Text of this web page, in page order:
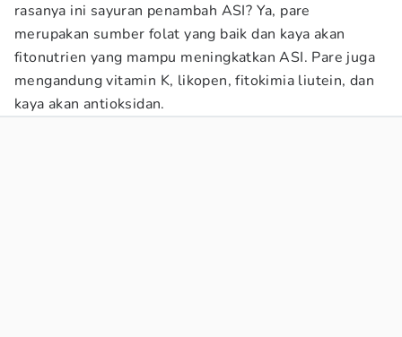
rasanya ini sayuran penambah ASI? Ya, pare
merupakan sumber folat yang baik dan kaya akan
fitonutrien yang mampu meningkatkan ASI. Pare juga
mengandung vitamin K, likopen, fitokimia liutein, dan
kaya akan antioksidan.